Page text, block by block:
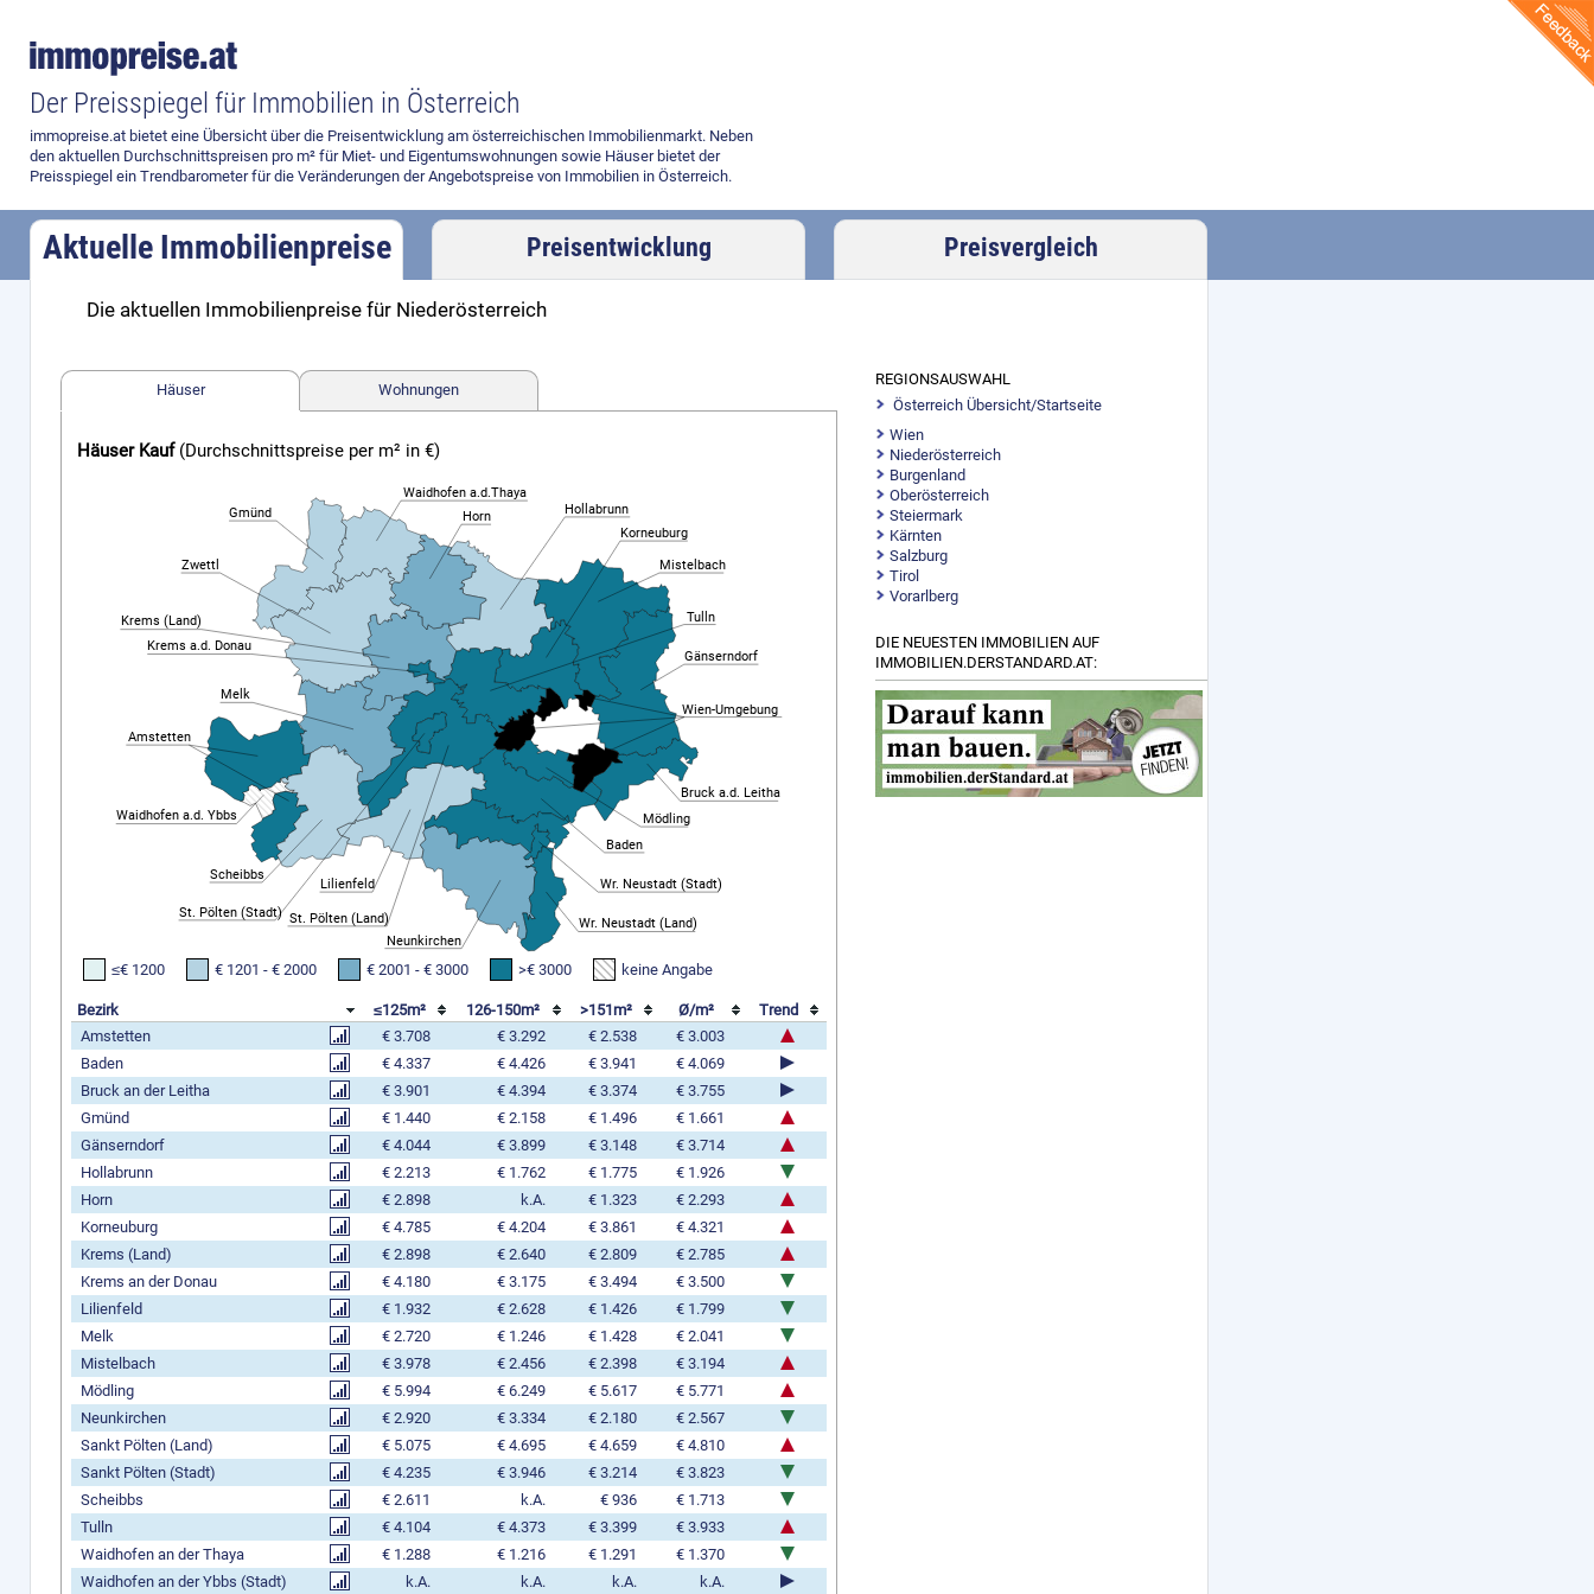
Der Preisspiegel für Immobilien in Österreich
immopreise.at bietet eine Übersicht über die Preisentwicklung am österreichischen Immobilienmarkt. Neben
den aktuellen Durchschnittspreisen pro m² für Miet- und Eigentumswohnungen sowie Häuser bietet der
Preisspiegel ein Trendbarometer für die Veränderungen der Angebotspreise von Immobilien in Österreich.
Aktuelle Immobilienpreise Preisentwicklung Preisvergleich
Die aktuellen Immobilienpreise für Niederösterreich
Häuser Wohnungen
Häuser Kauf (Durchschnittspreise per m² in €)
Horn Hollabrunn
Korneuburg
Mistelbach
Tulln
Wien-Umgebung
Bruck a.d. Leitha
Gänserndorf
Mödling
Baden
Wr. Neustadt (Stadt)
Wr. Neustadt (Land)
Neunkirchen
Lilienfeld
St. Pölten (Land)
St. Pölten (Stadt)
Scheibbs
Waidhofen a.d. Ybbs
Amstetten
Melk
Krems a.d. Donau
Krems (Land)
Zwettl
Gmünd
Waidhofen a.d.Thaya
≤€ 1200 € 1201 - € 2000 € 2001 - € 3000 >€ 3000 keine Angabe
Bezirk ≤125m² 126-150m² >151m² Ø/m²
Trend
Amstetten
€ 3.708 € 3.292 € 2.538
€ 3.003
Baden
€ 4.337 € 4.426 € 3.941
€ 4.069
Bruck an der Leitha
€ 3.901 € 4.394 € 3.374
€ 3.755
Gmünd
€ 1.440 € 2.158 € 1.496
€ 1.661
Gänserndorf
€ 4.044 € 3.899 € 3.148
€ 3.714
Hollabrunn
€ 2.213 € 1.762 € 1.775
€ 1.926
Horn
€ 2.898 k.A. € 1.323
€ 2.293
Korneuburg
€ 4.785 € 4.204 € 3.861
€ 4.321
Krems (Land)
€ 2.898 € 2.640 € 2.809
€ 2.785
Krems an der Donau
€ 4.180 € 3.175 € 3.494
€ 3.500
Lilienfeld
€ 1.932 € 2.628 € 1.426
€ 1.799
Melk
€ 2.720 € 1.246 € 1.428
€ 2.041
Mistelbach
€ 3.978 € 2.456 € 2.398
€ 3.194
Mödling
€ 5.994 € 6.249 € 5.617
€ 5.771
Neunkirchen
€ 2.920 € 3.334 € 2.180
€ 2.567
Sankt Pölten (Land)
€ 5.075 € 4.695 € 4.659
€ 4.810
Sankt Pölten (Stadt)
€ 4.235 € 3.946 € 3.214
€ 3.823
Scheibbs
€ 2.611 k.A. € 936
€ 1.713
Tulln
€ 4.104 € 4.373 € 3.399
€ 3.933
Waidhofen an der Thaya
€ 1.288 € 1.216 € 1.291
€ 1.370
Waidhofen an der Ybbs (Stadt)
k.A. k.A. k.A. k.A.
REGIONSAUSWAHL
Österreich Übersicht/Startseite
Wien
Niederösterreich
Burgenland
Oberösterreich
Steiermark
Kärnten
Salzburg
Tirol
Vorarlberg
DIE NEUESTEN IMMOBILIEN AUF
IMMOBILIEN.DERSTANDARD.AT: